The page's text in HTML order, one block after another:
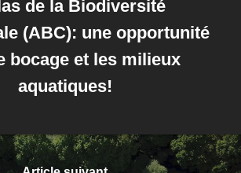
de la Biodiversité
(ABC): une opportunité
bocage et les milieux
aquatiques!